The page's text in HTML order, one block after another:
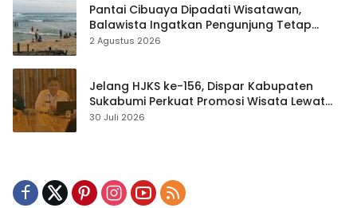
Pantai Cibuaya Dipadati Wisatawan,
Balawista Ingatkan Pengunjung Tetap
Waspada
2 Agustus 2026
Jelang HJKS ke-156, Dispar Kabupaten
Sukabumi Perkuat Promosi Wisata Lewat
Publikasi Digital
30 Juli 2026